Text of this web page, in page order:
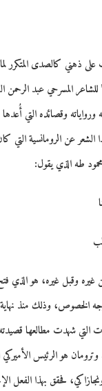
على ذهني كالصدى المتكرر
المسرحي عبد
وقصائده التي أُعدها
عن الرومانسية التي كان
طه الذي‮ ‬يقول:
وقبل‮ ‬غيره،‮ ‬هو الذي
الخصوص،‮ ‬وذلك منذ
التي شهدت مطالعها
هو الرئيس الأميركي
‬فحقق بهذا الفعل